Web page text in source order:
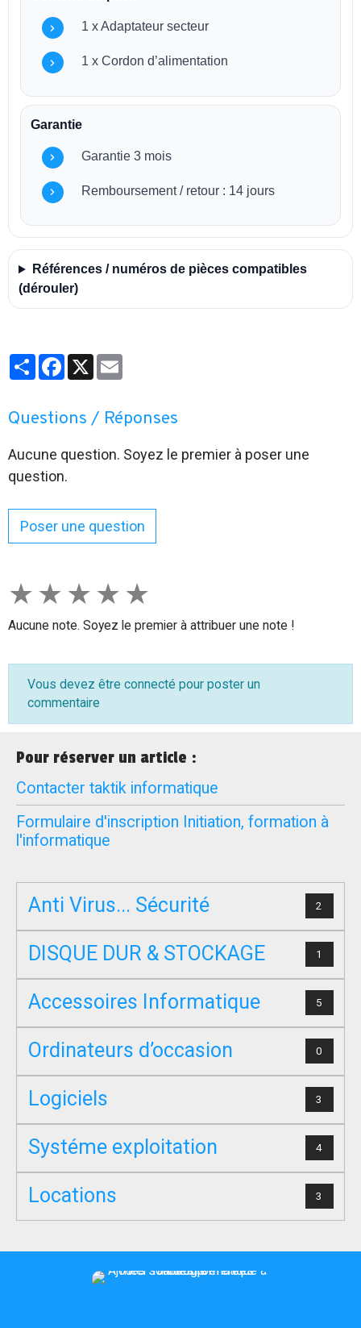
1 x Adaptateur secteur
1 x Cordon d’alimentation
Garantie
Garantie 3 mois
Remboursement / retour : 14 jours
Références / numéros de pièces compatibles
(dérouler)
PartagerFacebook
X
Questions / Réponses
Aucune question. Soyez le premier à poser une
question.
Poser une question
★ ★ ★ ★ ★
Aucune note. Soyez le premier à attribuer une note !
Vous devez être connecté pour poster un
commentaire
Pour réserver un article :
Contacter taktik informatique
Formulaire d'inscription Initiation, formation à
l'informatique
Anti Virus... Sécurité 2
DISQUE DUR & STOCKAGE 1
Accessoires Informatique 5
Ordinateurs d’occasion 0
Logiciels 3
Systéme exploitation 4
Locations 3